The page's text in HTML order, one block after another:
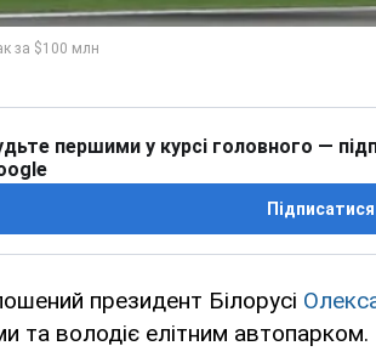
першими у курсі головного —
Підписатися
президент Білорусі
та володіє елітним автопарком.